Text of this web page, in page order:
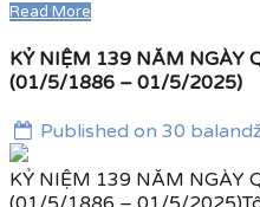
Read More
KỶ NIỆM 139 NĂM NGÀY
(01/5/1886 – 01/5/2025)
Published on 30
KỶ NIỆM 139 NĂM NGÀY